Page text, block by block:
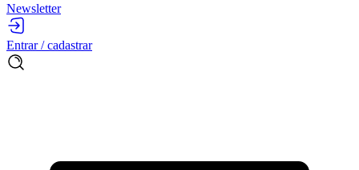
Newsletter
Entrar / cadastrar